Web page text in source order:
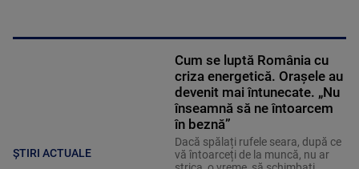
ȘTIRI ACTUALE
Cum se luptă România cu
criza energetică. Orașele au
devenit mai întunecate. „Nu
înseamnă să ne întoarcem
în beznă”
Dacă spălați rufele seara, după ce
vă întoarceți de la muncă, nu ar